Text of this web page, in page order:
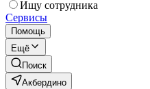
Ищу сотрудника
Сервисы
Помощь
Ещё
Поиск
Акбердино